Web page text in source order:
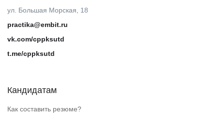
ул. Большая Морская, 18
practika@embit.ru
vk.com/cppksutd
t.me/cppksutd
Кандидатам
Как составить резюме?